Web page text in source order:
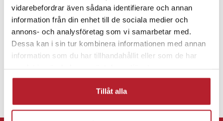
vidarebefordrar även sådana identifierare och annan
information från din enhet till de sociala medier och
annons- och analysföretag som vi samarbetar med.
Dessa kan i sin tur kombinera informationen med annan
information som du har tillhandahållit eller som de har
Tillåt alla
De medföljande fästena gör det enkelt att montera kameran på
hjälm, cykel eller andra ytor, vilket ger flexibilitet i olika
situationer.
Redo för äventyr direkt ur förpackningen
Den omfattande uppsättningen tillbehör gör att kameran kan
användas i flera olika miljöer utan extra utrustning.
Specifikation